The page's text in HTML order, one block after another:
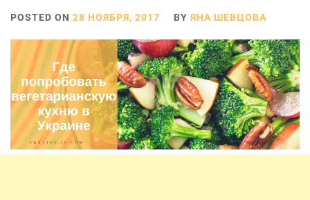
POSTED ON 28 НОЯБРЯ, 2017 BY ЯНА ШЕВЦОВА